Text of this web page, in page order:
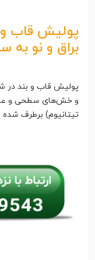
پولیش قاب و
براق و نو
پولیش قاب و بند
و خش‌های سطحی و
تیتانیوم) برطرف شده